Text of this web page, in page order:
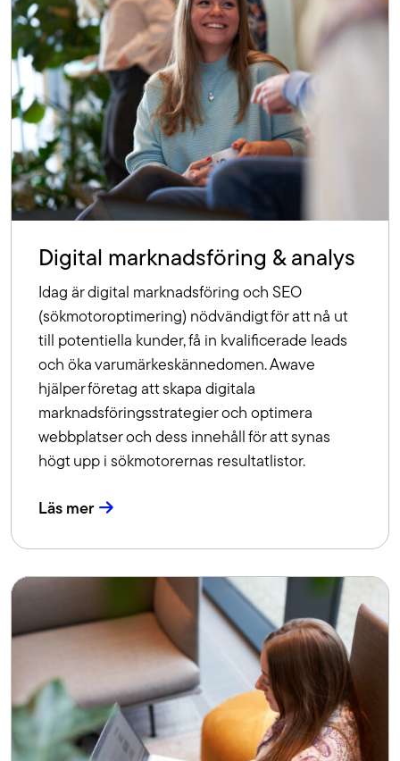
Digital marknadsföring & analys
Idag är digital marknadsföring och SEO
(sökmotoroptimering) nödvändigt för att nå ut
till potentiella kunder, få in kvalificerade leads
och öka varumärkeskännedomen. Awave
hjälper företag att skapa digitala
marknadsföringsstrategier och optimera
webbplatser och dess innehåll för att synas
högt upp i sökmotorernas resultatlistor.
Läs mer